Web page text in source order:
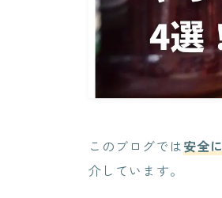
このブログでは安全に
介しています。